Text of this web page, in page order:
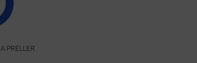
PRELLER